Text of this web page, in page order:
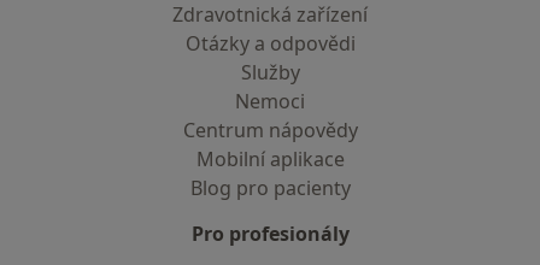
Zdravotnická zařízení
Otázky a odpovědi
Služby
Nemoci
Centrum nápovědy
Mobilní aplikace
Blog pro pacienty
Pro profesionály